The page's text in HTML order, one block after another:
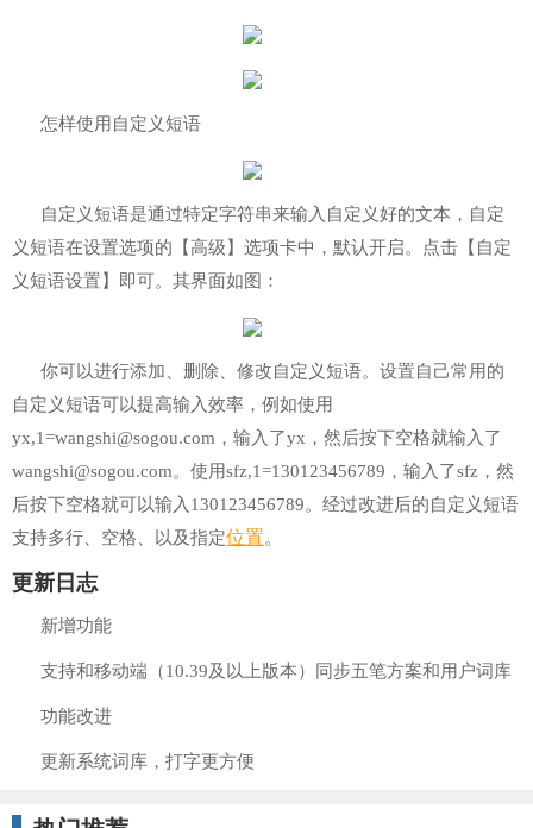
怎样使用自定义短语
自定义短语是通过特定字符串来输入自定义好的文本，自定
义短语在设置选项的【高级】选项卡中，默认开启。点击【自定
义短语设置】即可。其界面如图：
你可以进行添加、删除、修改自定义短语。设置自己常用的
自定义短语可以提高输入效率，例如使用
yx,1=wangshi@sogou.com，输入了yx，然后按下空格就输入了
wangshi@sogou.com。使用sfz,1=130123456789，输入了sfz，然
后按下空格就可以输入130123456789。经过改进后的自定义短语
支持多行、空格、以及指定位置。
更新日志
新增功能
支持和移动端（10.39及以上版本）同步五笔方案和用户词库
功能改进
更新系统词库，打字更方便